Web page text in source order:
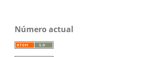
Número actual